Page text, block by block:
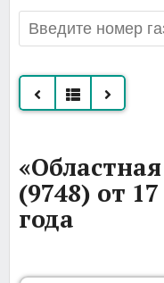
номера
за
2023
(9748) от
года